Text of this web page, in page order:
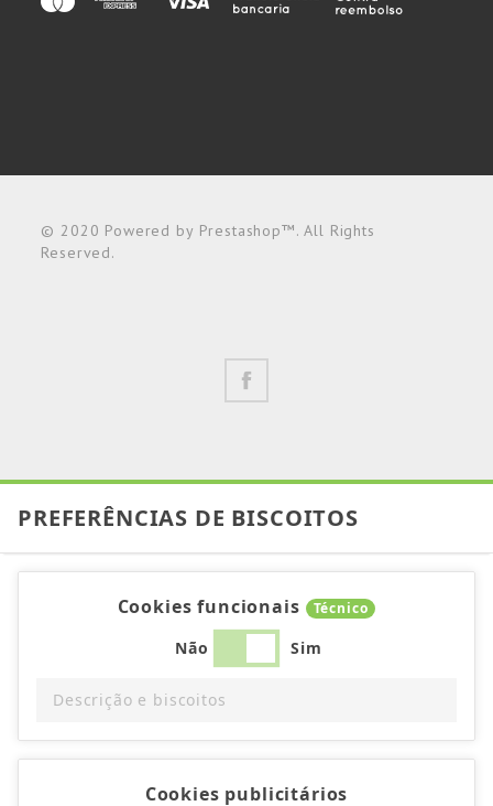
© 2020 Powered by Prestashop™. All Rights
Reserved.
PREFERÊNCIAS DE BISCOITOS
Cookies funcionais Técnico
Não Sim
Descrição e biscoitos
Cookies publicitários